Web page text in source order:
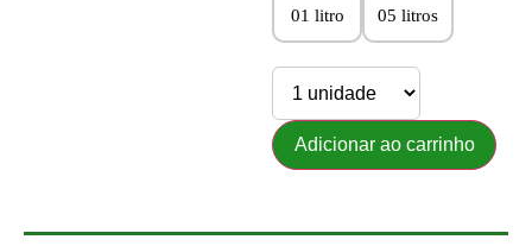
01 litro 05 litros
Adicionar ao carrinho